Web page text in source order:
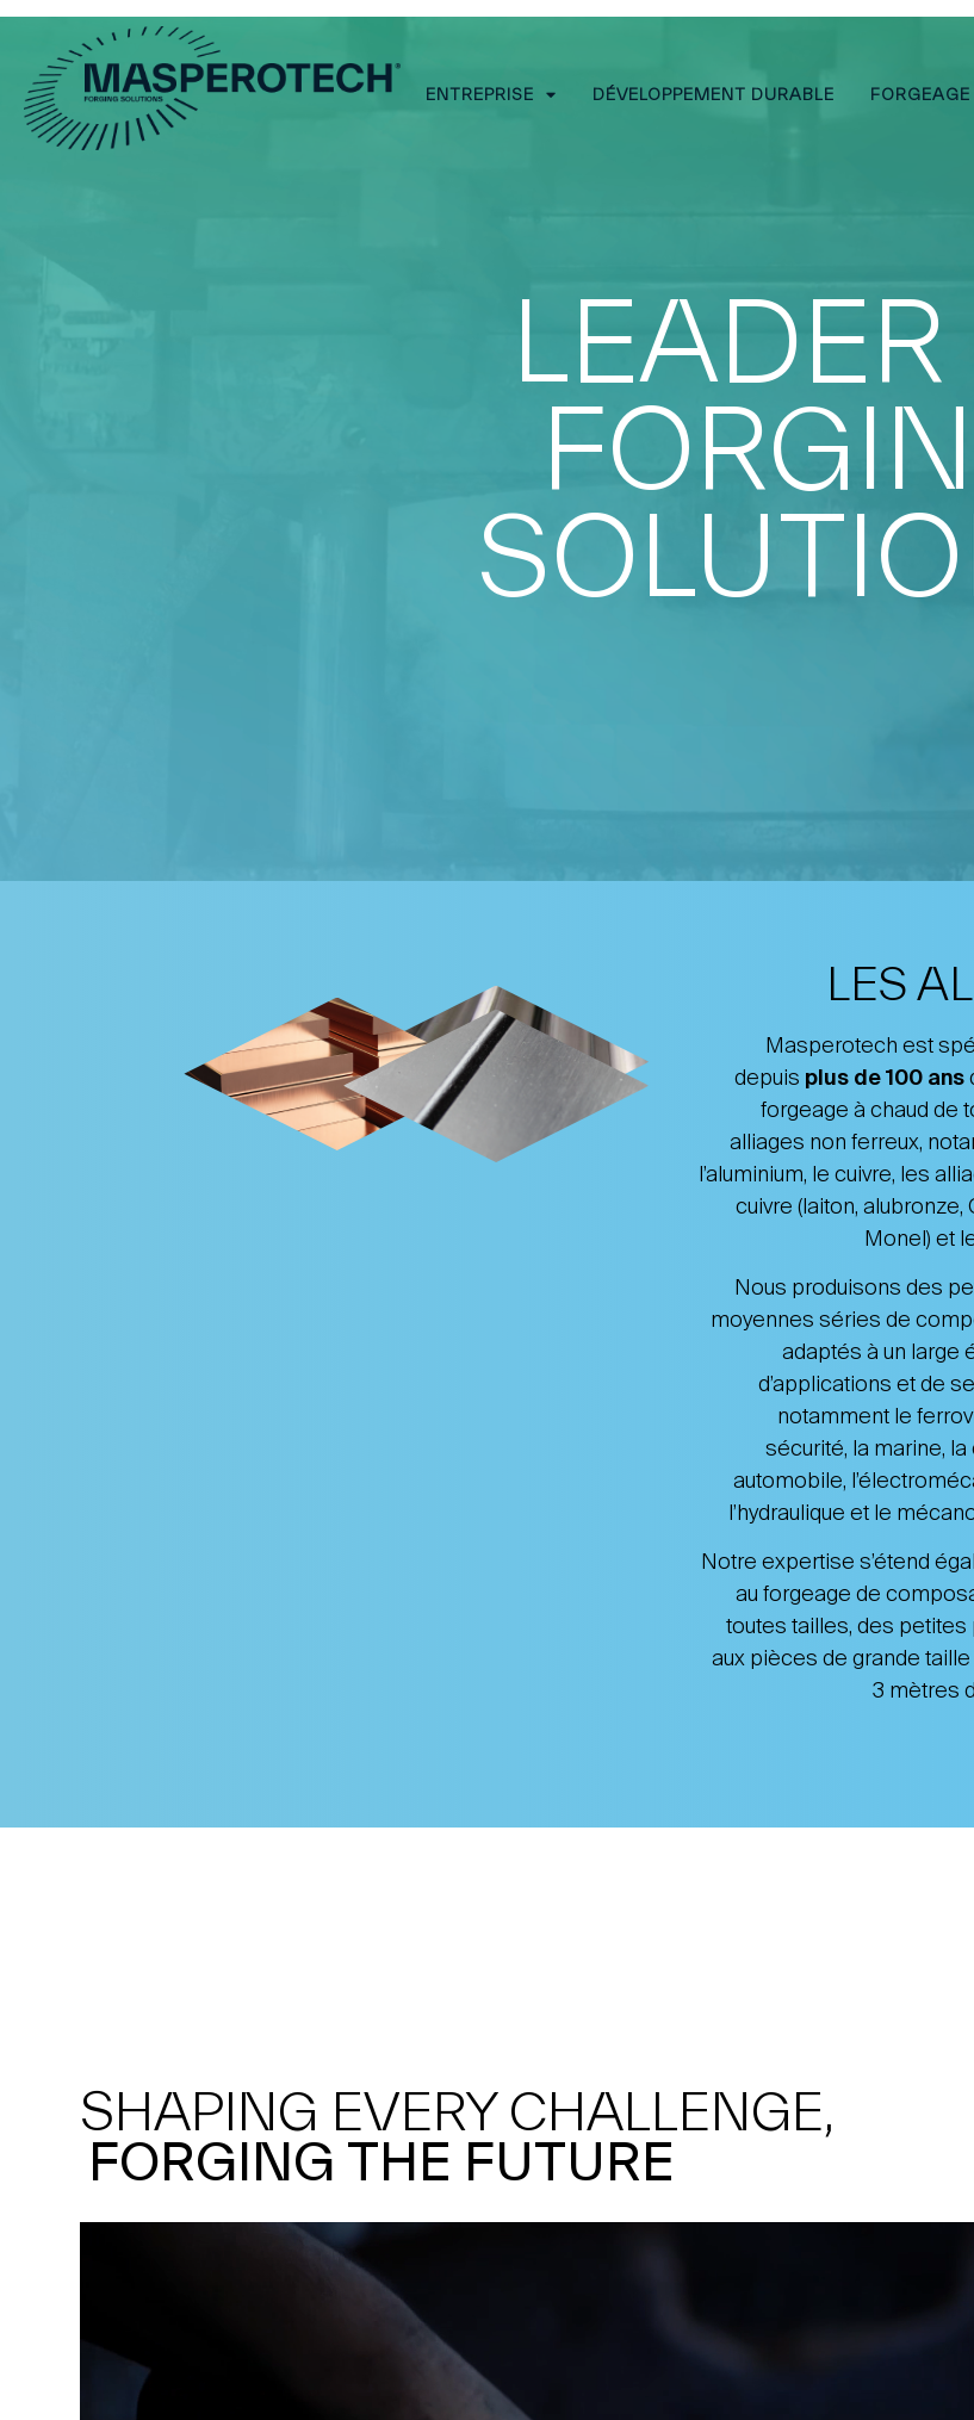
ENTREPRISE DÉVELOPPEMENT DURABLE
LES
Masperotech est
depuis plus de 100 ans
forgeage à chaud de
alliages non ferreux,
l’aluminium, le cuivre, les
cuivre (laiton, alubronze,
Monel) et
Nous produisons des
moyennes séries de
adaptés à un large
d’applications et de
notamment le
sécurité, la marine, la
automobile,
l’hydraulique et le
Notre expertise s’étend
au forgeage de
toutes tailles, des petites
aux pièces de grande taille
3 mètres
SHAPING EVERY CHALLENGE,
FORGING THE FUTURE